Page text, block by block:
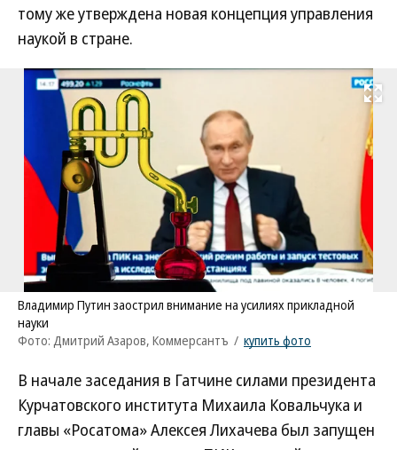
тому же утверждена новая концепция управления
наукой в стране.
Развернуть
Владимир Путин заострил внимание на усилиях прикладной
науки
Фото: Дмитрий Азаров, Коммерсантъ / купить фото
В начале заседания в Гатчине силами президента
Курчатовского института Михаила Ковальчука и
главы «Росатома» Алексея Лихачева был запущен